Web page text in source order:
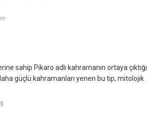
sahip Pikaro adlı kahramanın ortaya çıktığı
güçlü kahramanları yenen bu tip, mitolojik